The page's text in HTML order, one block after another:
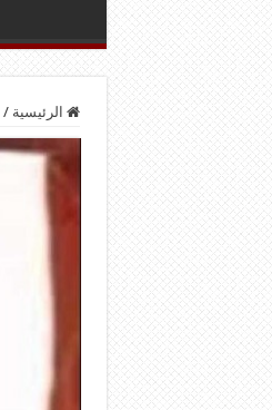
الرئيسية /